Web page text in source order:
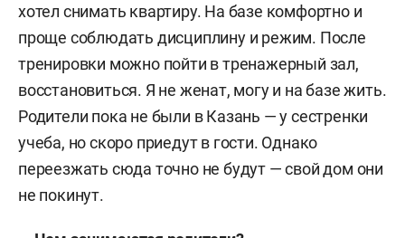
хотел снимать квартиру. На базе комфортно и
проще соблюдать дисциплину и режим. После
тренировки можно пойти в тренажерный зал,
восстановиться. Я не женат, могу и на базе жить.
Родители пока не были в Казань — у сестренки
учеба, но скоро приедут в гости. Однако
переезжать сюда точно не будут — свой дом они
не покинут.